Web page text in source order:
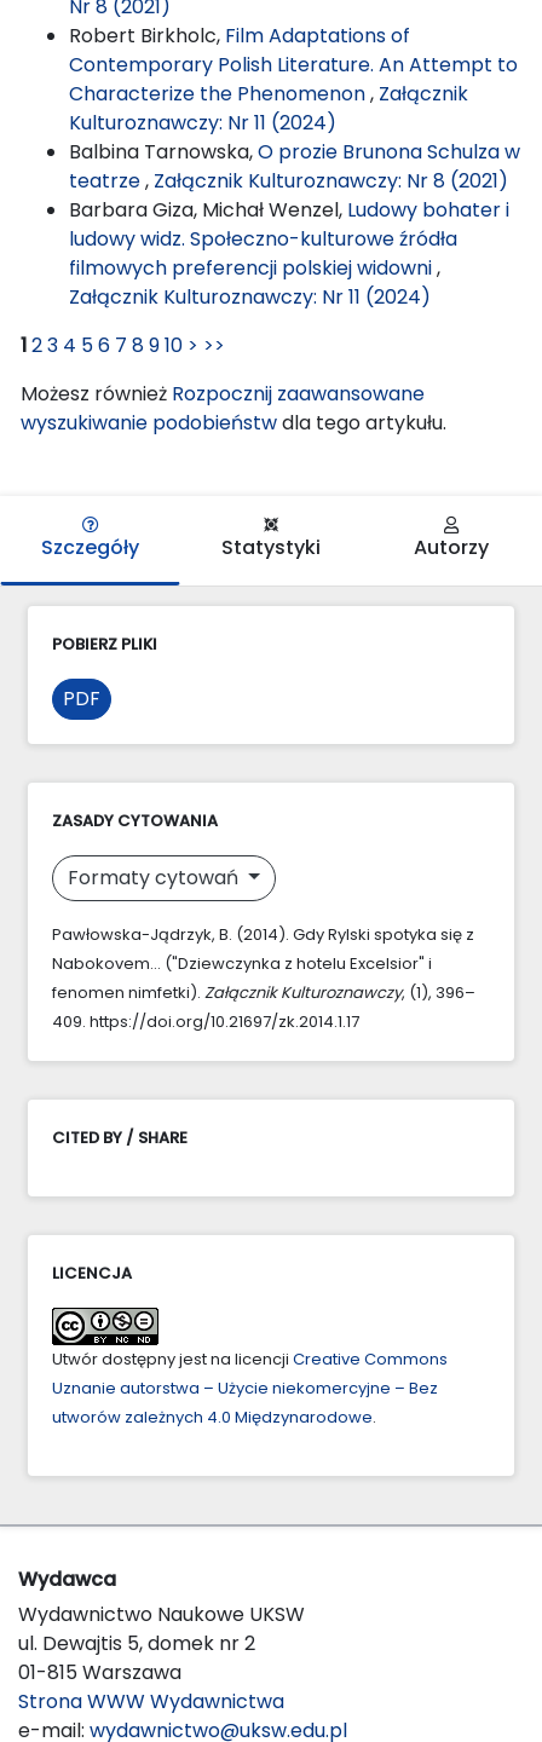
Nr 8 (2021)
Robert Birkholc, Film Adaptations of
Contemporary Polish Literature. An Attempt to
Characterize the Phenomenon, Załącznik
Kulturoznawczy: Nr 11 (2024)
Balbina Tarnowska,O prozie Brunona Schulza w
teatrze, Załącznik Kulturoznawczy: Nr 8 (2021)
Barbara Giza, Michał Wenzel, Ludowy bohater i
ludowy widz. Społeczno-kulturowe źródła
filmowych preferencji polskiej widowni,
Załącznik Kulturoznawczy: Nr 11 (2024)
123 4 56 7 8910 > >>
Możesz również Rozpocznij zaawansowane
wyszukiwanie podobieństwdla tego artykułu.
Szczegóły Statystyki Autorzy
POBIERZ PLIKI
PDF
ZASADY CYTOWANIA
Formaty cytowań
Pawłowska-Jądrzyk, B. (2014). Gdy Rylski spotyka się z
Nabokovem… ("Dziewczynka z hotelu Excelsior" i
fenomen nimfetki). Załącznik Kulturoznawczy, (1), 396–
409. https://doi.org/10.21697/zk.2014.1.17
CITED BY / SHARE
LICENCJA
Utwór dostępny jest na licencji Creative Commons
Uznanie autorstwa – Użycie niekomercyjne – Bez
utworów zależnych 4.0 Międzynarodowe.
Wydawca
Wydawnictwo Naukowe UKSW
ul. Dewajtis 5, domek nr 2
01-815 Warszawa
Strona WWW Wydawnictwa
e-mail: wydawnictwo@uksw.edu.pl